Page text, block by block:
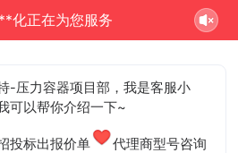
化正在为您服务
-压力容器项目部，我是客服小
可以帮你介绍一下~
投标出报价单 代理商型号咨询